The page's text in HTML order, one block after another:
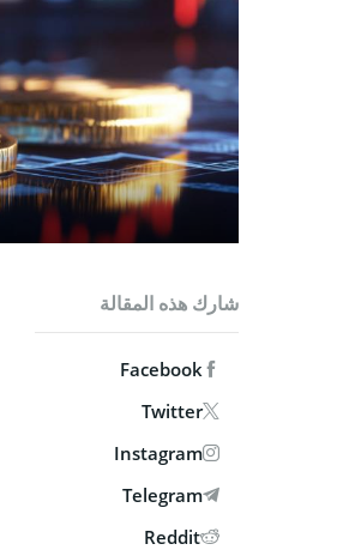
شارك هذه المقالة
Facebook
Twitter
Instagram
Telegram
Reddit